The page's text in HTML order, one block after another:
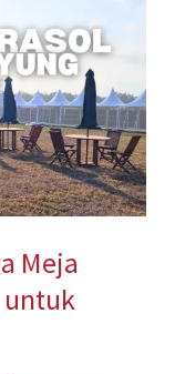
Meja
untuk